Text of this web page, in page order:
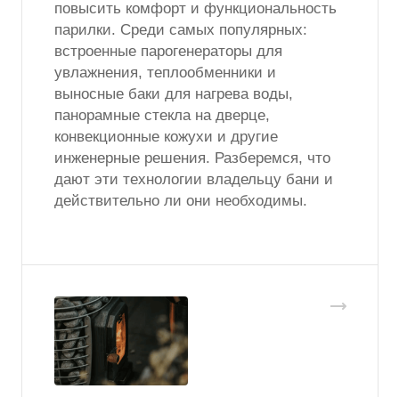
повысить комфорт и функциональность
парилки. Среди самых популярных:
встроенные парогенераторы для
увлажнения, теплообменники и
выносные баки для нагрева воды,
панорамные стекла на дверце,
конвекционные кожухи и другие
инженерные решения. Разберемся, что
дают эти технологии владельцу бани и
действительно ли они необходимы.